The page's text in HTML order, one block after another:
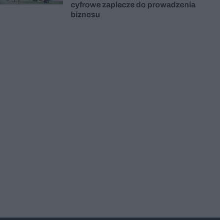
cyfrowe zaplecze do prowadzenia
biznesu